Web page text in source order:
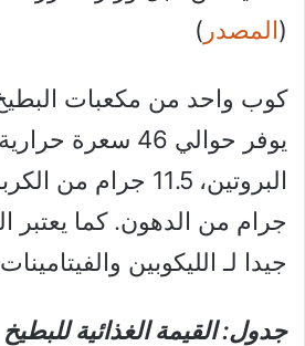
(المصدر )
جرام من الدهون. كما يعتبر
جيدا لـ الليكوبين والفيتامينات A و C.
جدول: القيمة الغذائية للبطيخ